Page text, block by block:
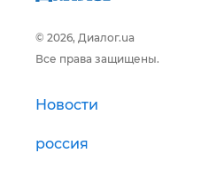
© 2026, Диалог.ua
Все права защищены.
Новости
россия